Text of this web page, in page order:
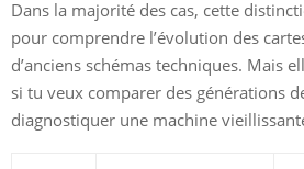
Dans la majorité des cas, cette
pour comprendre l’évolution des
d’anciens schémas techniques. Mais
si tu veux comparer des générations
diagnostiquer une machine